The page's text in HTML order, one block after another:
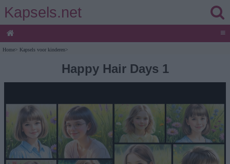
Kapsels.net
≡
Home> Kapsels voor kinderen>
Happy Hair Days 1